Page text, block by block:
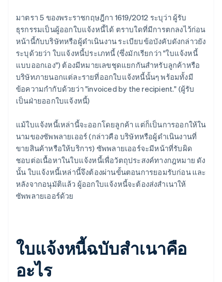
มาตรา 5 ของพระราชกฤษฎีกา 1619/2012 ระบุว่า ผู้รับ
ธุรกรรมเป็นผู้ออกใบแจ้งหนี้ได้ ตราบใดที่มีการตกลงไว้ก่อน
หน้านี้กับบริษัทหรือผู้ดำเนินงาน ระเบียบข้อบังคับดังกล่าวยัง
ระบุด้วยว่า ใบแจ้งหนี้ประเภทนี้ (ซึ่งมักเรียกว่า "ใบแจ้งหนี้
แบบออกเอง") ต้องมีหมายเลขชุดแยกกันสำหรับลูกค้าหรือ
บริษัทภายนอกแต่ละรายที่ออกใบแจ้งหนี้นั้นๆ พร้อมทั้งมี
ข้อความกำกับด้วยว่า "invoiced by the recipient." (ผู้รับ
เป็นฝ่ายออกใบแจ้งหนี้)
แม้ใบแจ้งหนี้เหล่านี้จะออกโดยลูกค้า แต่ก็เป็นการออกให้ใน
นามของซัพพลายเออร์ (กล่าวคือ บริษัทหรือผู้ดำเนินงานที่
ขายสินค้าหรือให้บริการ) ซัพพลายเออร์จะมีหน้าที่รับผิด
ชอบต่อเนื้อหาในใบแจ้งหนี้เพื่อวัตถุประสงค์ทางกฎหมาย ดัง
นั้น ใบแจ้งหนี้เหล่านี้จึงต้องผ่านขั้นตอนการยอมรับก่อน และ
หลังจากอนุมัติแล้ว ผู้ออกใบแจ้งหนี้จะต้องส่งสำเนาให้
ซัพพลายเออร์ด้วย
ใบแจ้งหนี้ฉบับสำเนาคือ
อะไร